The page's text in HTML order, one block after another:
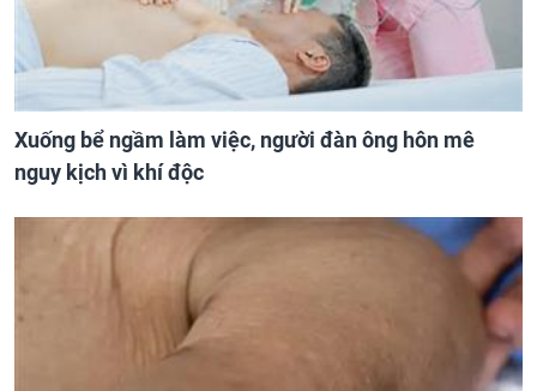
Xuống bể ngầm làm việc, người đàn ông hôn mê
nguy kịch vì khí độc